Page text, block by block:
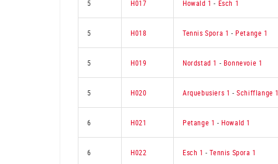
5 H017 Howald 1 - Esch 1
5 H018 Tennis Spora 1 - Petange 1
5 H019 Nordstad 1 - Bonnevoie 1
5 H020 Arquebusiers 1 -Schifflange 1
6 H021 Petange 1 - Howald 1
6 H022 Esch 1 -Tennis Spora 1